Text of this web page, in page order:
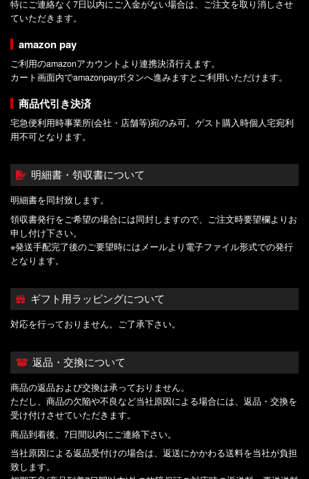
特にご連絡なく7日以内にご入金がない場合は、ご注文を取り消しさせ
ていただきます。
amazon pay
ご利用のamazonアカウントより連携決済行えます。
カート画面内でamazonpayボタンへ進みますとご利用いただけます。
商品代引き決済
宅急便利用時事業所(会社・店舗等)宛のみ可。ゲスト購入時個人宅宛利
用不可となります。
明細書・領収書について
明細書を同封致します。
領収書発行をご希望の場合には同封しますので、ご注文時要望欄よりお
申し付け下さい。
※発送手配完了後のご要望時にはメールより電子ファイル形式での発行
となります。
ギフト用ラッピングについて
対応を行っておりません。ご了承下さい。
返品・交換について
商品の返品および交換は承っておりません。
ただし、商品の欠陥や不良など当社原因による場合には、返品・交換を
受け付けさせていただきます。
商品到着後、7日間以内にご連絡下さい。
当社原因による返品受付けの場合は、返送にかかわる送料を当社が負担
致します。